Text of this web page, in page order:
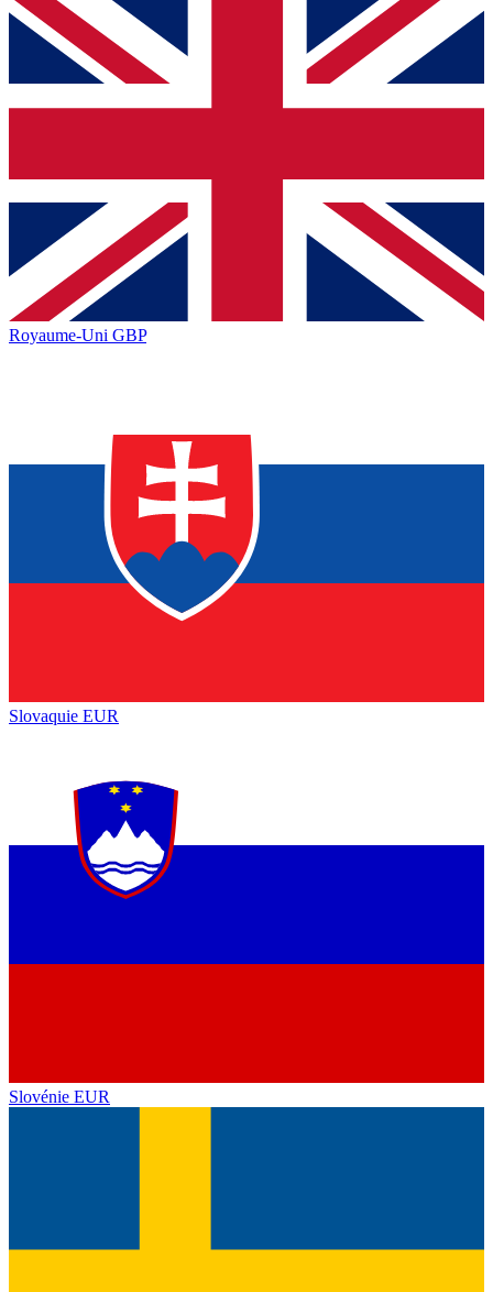
Royaume-Uni GBP
Slovaquie EUR
Slovénie EUR